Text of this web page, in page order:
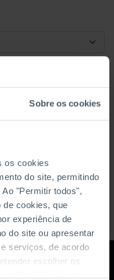
Sobre os cookies
os cookies
do site, permitindo
"Permitir todos",
de cookies, que
experiência de
do site ou apresentar
serviços, de acordo
escolher os